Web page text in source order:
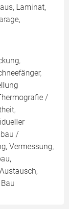
Laminat,
/
/
Vermessung,